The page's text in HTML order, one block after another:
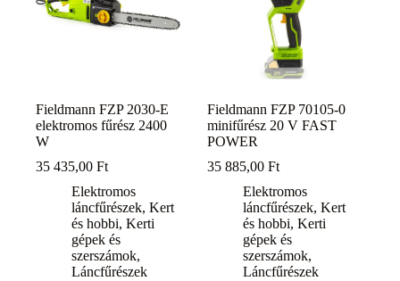
Fieldmann FZP 2030-E
elektromos fűrész 2400
W
35 435,00 Ft
Elektromos
láncfűrészek, Kert
és hobbi, Kerti
gépek és
szerszámok,
Láncfűrészek
Fieldmann FZP 70105-0
minifűrész 20 V FAST
POWER
35 885,00Ft
Elektromos
láncfűrészek,Kert
és hobbi,Kerti
gépek és
szerszámok,
Láncfűrészek